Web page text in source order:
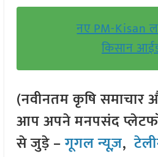
नए PM-Kisan
किसान
(नवीनतम कृषि
आप अपने मनपसंद
से जुड़े –गूगल न्यूज़,